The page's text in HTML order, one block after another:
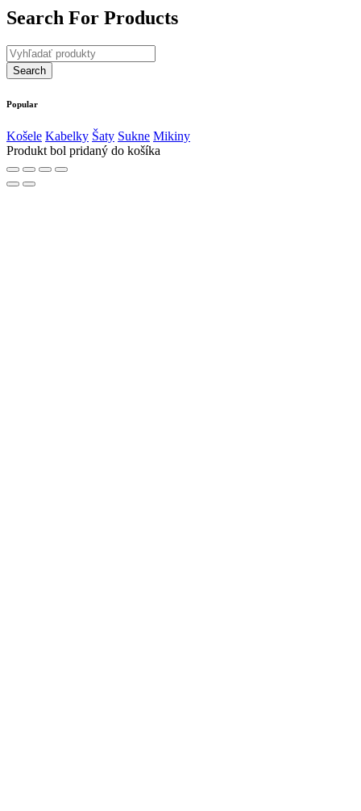
Search For Products
Popular
Košele Kabelky Šaty Sukne Mikiny
Produkt bol pridaný do košíka